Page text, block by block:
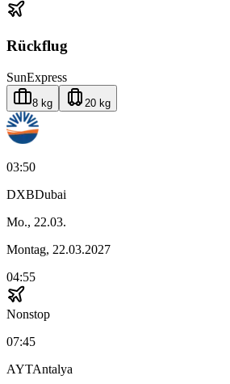
Rückflug
SunExpress
8 kg 20 kg
03:50
DXBDubai
Mo., 22.03.
Montag, 22.03.2027
04:55
Nonstop
07:45
AYTAntalya